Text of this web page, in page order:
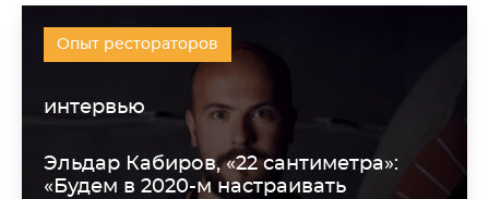
Опыт рестораторов
интервью
Эльдар Кабиров, «22 сантиметра»:
«Будем в 2020-м настраивать